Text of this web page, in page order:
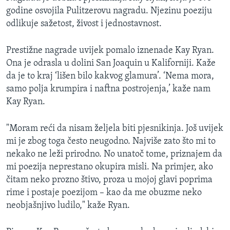
godine osvojila Pulitzerovu nagradu. Njezinu poeziju
odlikuje sažetost, živost i jednostavnost.
Prestižne nagrade uvijek pomalo iznenade Kay Ryan.
Ona je odrasla u dolini San Joaquin u Kaliforniji. Kaže
da je to kraj ‘lišen bilo kakvog glamura’. ‘Nema mora,
samo polja krumpira i naftna postrojenja,’ kaže nam
Kay Ryan.
"Moram reći da nisam željela biti pjesnikinja. Još uvijek
mi je zbog toga često neugodno. Najviše zato što mi to
nekako ne leži prirodno. No unatoč tome, priznajem da
mi poezija neprestano okupira misli. Na primjer, ako
čitam neko prozno štivo, proza u mojoj glavi poprima
rime i postaje poezijom – kao da me obuzme neko
neobjašnjivo ludilo," kaže Ryan.